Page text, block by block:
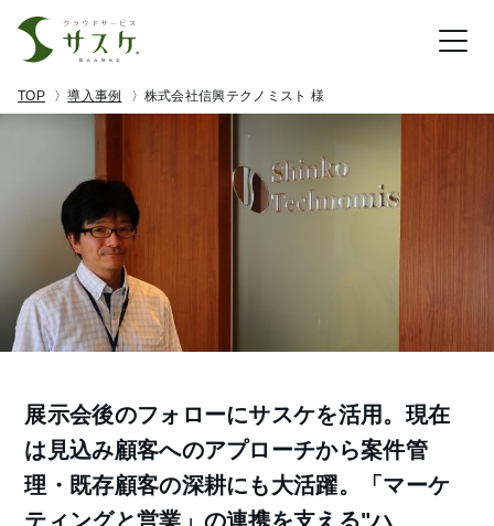
TOP 導入事例 株式会社信興テクノミスト 様
展示会後のフォローにサスケを活用。現在
は見込み顧客へのアプローチから案件管
理・既存顧客の深耕にも大活躍。「マーケ
ティングと営業」の連携を支える"ハ